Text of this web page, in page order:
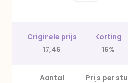
Originele prijs Korting
17,45
15%
Aantal Prijs per